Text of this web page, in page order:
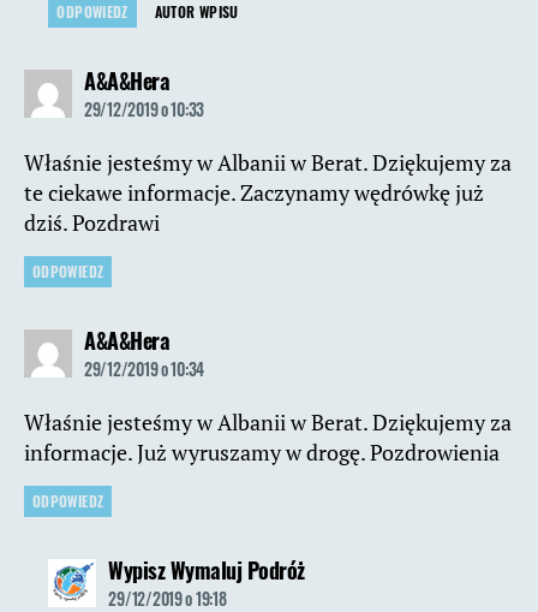
ODPOWIEDZ AUTOR WPISU
A&A&Herakomentarz:
29/12/2019 o 10:33
Właśnie jesteśmy w Albanii w Berat. Dziękujemy za
te ciekawe informacje. Zaczynamy wędrówkę już
dziś. Pozdrawi
ODPOWIEDZ
A&A&Herakomentarz:
29/12/2019 o 10:34
Właśnie jesteśmy w Albanii w Berat. Dziękujemy za
informacje. Już wyruszamy w drogę. Pozdrowienia
ODPOWIEDZ
Wypisz Wymaluj Podróżkomentarz:
29/12/2019 o 19:18